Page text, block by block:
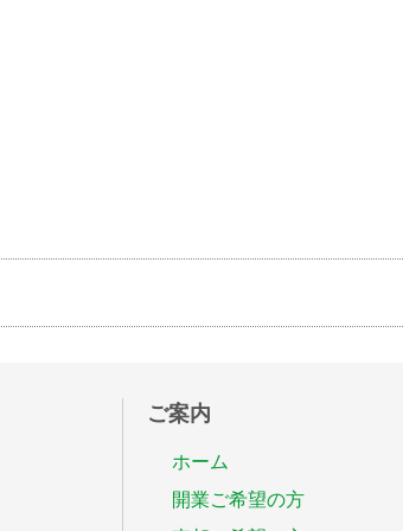
ご案内
ホーム
開業ご希望の方